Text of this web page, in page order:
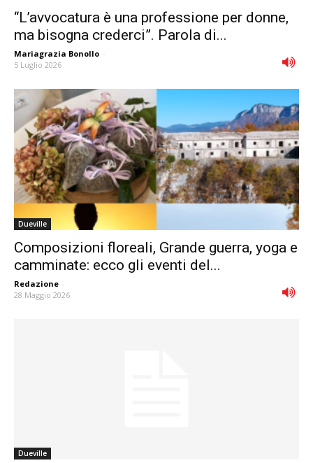
“L’avvocatura è una professione per donne,
ma bisogna crederci”. Parola di...
Mariagrazia Bonollo -
5 Luglio 2026
Dueville
Composizioni floreali, Grande guerra, yoga e
camminate: ecco gli eventi del...
Redazione -
28 Maggio 2026
Dueville